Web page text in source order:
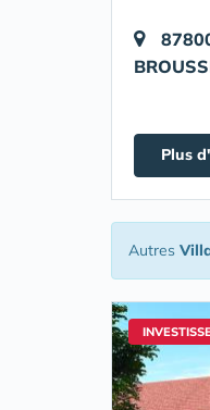
Plus
Autres